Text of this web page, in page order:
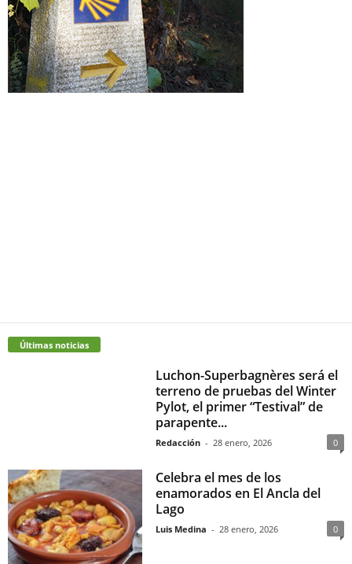
Últimas noticias
Luchon-Superbagnères será el
terreno de pruebas del Winter
Pylot, el primer “Testival” de
parapente...
Redacción - 28 enero, 2026 0
Celebra el mes de los
enamorados en El Ancla del
Lago
Luis Medina - 28 enero, 2026 0